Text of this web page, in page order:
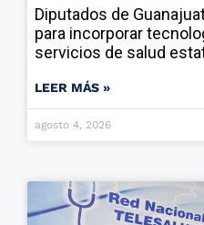
Diputados de
para incorporar
servicios de salud
LEER MÁS »
agosto 4, 2026